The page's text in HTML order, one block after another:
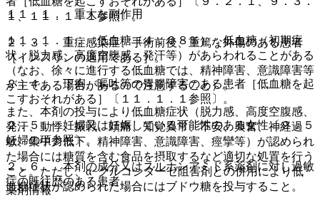
１、１１．１．１参照〕。
２．３． 重症感染症、手術前後、重篤な外傷のある患者
［インスリンの適用である］。
２．４． 下痢、嘔吐等の胃腸障害のある患者［低血糖を起
こすおそれがある］〔１１．１．１参照〕。
２．５． 妊婦又は妊娠している可能性のある女性〔９．５
妊婦の項参照〕。
２．６． 本剤の成分又はスルホンアミド系薬剤に対し過敏
症の既往歴のある患者。
１１．１． 重大な副作用
１１．１．１． 低血糖（４．０８％）：低血糖（初期症
状：脱力感、高度空腹感、発汗等）があらわれることがある
（なお、徐々に進行する低血糖では、精神障害、意識障害等
が主である場合があるので注意すること）。
また、本剤の投与により低血糖症状（脱力感、高度空腹感、
発汗、動悸、振戦、頭痛、知覚異常、不安、興奮、神経過
敏、集中力低下、精神障害、意識障害、痙攣等）が認められ
た場合には糖質を含む食品を摂取するなど適切な処置を行う
こと。ただし、α−グルコシダーゼ阻害剤との併用により低
血糖症状が認められた場合にはブドウ糖を投与すること。
薬剤情報